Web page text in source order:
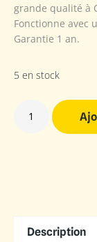
grande qualité à
Fonctionne avec
Garantie 1 an.
5 en stock
Description